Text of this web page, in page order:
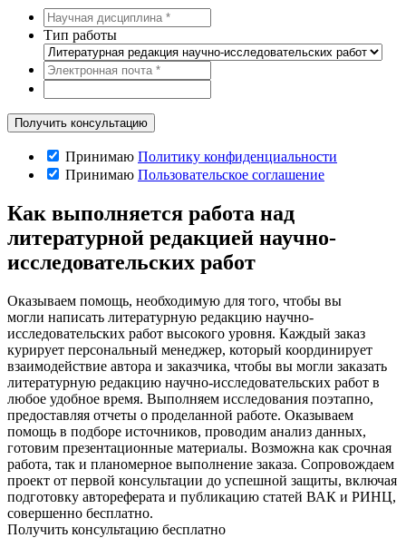
Тип работы
Принимаю Политику конфиденциальности
Принимаю Пользовательское соглашение
Как выполняется работа над
литературной редакцией научно-
исследовательских работ
Оказываем помощь, необходимую для того, чтобы вы
могли написать литературную редакцию научно-
исследовательских работ высокого уровня. Каждый заказ
курирует персональный менеджер, который координирует
взаимодействие автора и заказчика, чтобы вы могли заказать
литературную редакцию научно-исследовательских работ в
любое удобное время. Выполняем исследования поэтапно,
предоставляя отчеты о проделанной работе. Оказываем
помощь в подборе источников, проводим анализ данных,
готовим презентационные материалы. Возможна как срочная
работа, так и планомерное выполнение заказа. Сопровождаем
проект от первой консультации до успешной защиты, включая
подготовку автореферата и публикацию статей ВАК и РИНЦ,
совершенно бесплатно.
Получить консультацию бесплатно